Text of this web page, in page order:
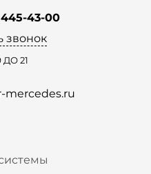
445-43-00
звонок
21
mercedes.ru